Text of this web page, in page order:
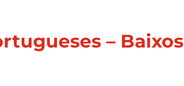
– Baixos